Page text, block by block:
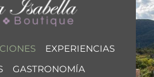
EXPERIENCIAS
GASTRONOMÍA